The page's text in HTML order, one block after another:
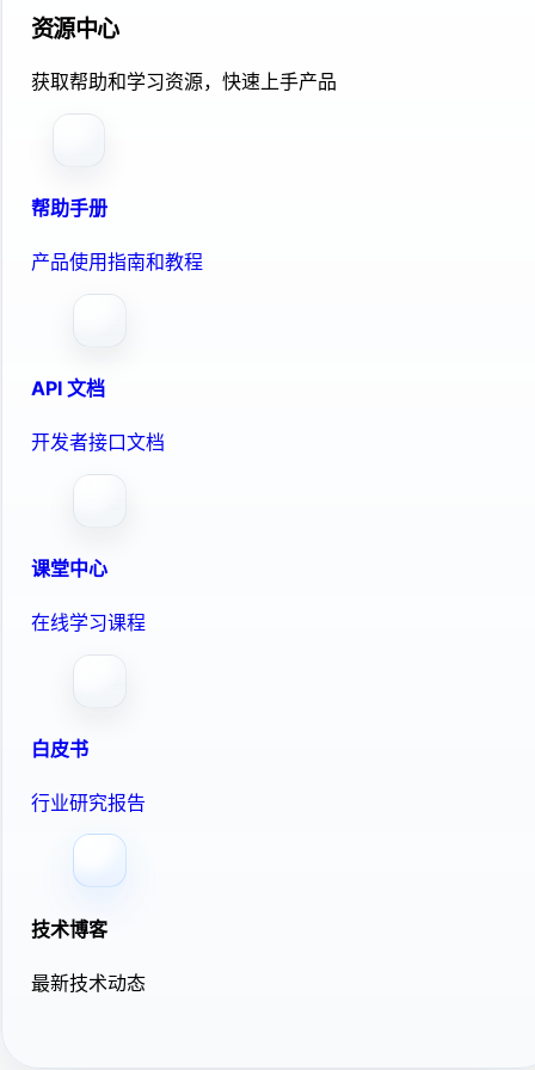
资源中心
获取帮助和学习资源，快速上手产品
帮助手册
产品使用指南和教程
API 文档
开发者接口文档
课堂中心
在线学习课程
白皮书
行业研究报告
技术博客
最新技术动态